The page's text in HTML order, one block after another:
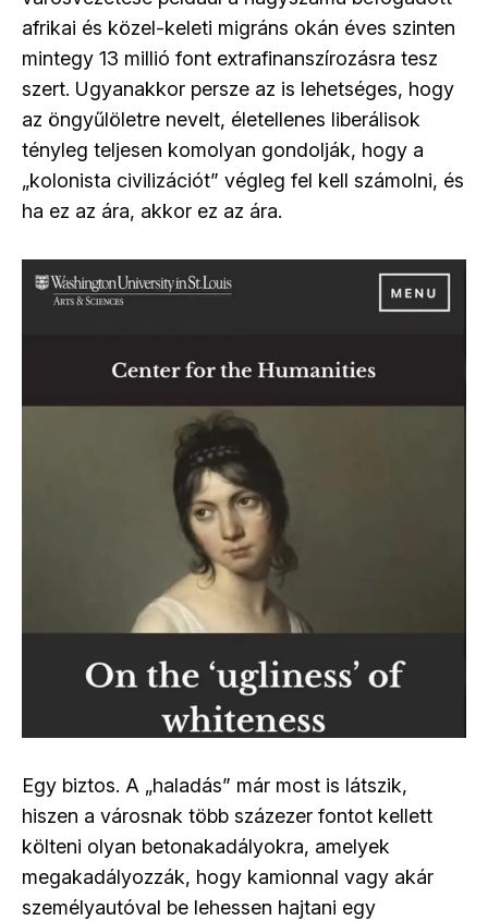
afrikai és közel-keleti migráns okán éves szinten
mintegy 13 millió font extrafinanszírozásra tesz
szert. Ugyanakkor persze az is lehetséges, hogy
az öngyűlöletre nevelt, életellenes liberálisok
tényleg teljesen komolyan gondolják, hogy a
„kolonista civilizációt” végleg fel kell számolni, és
ha ez az ára, akkor ez az ára.
Egy biztos. A „haladás” már most is látszik,
hiszen a városnak több százezer fontot kellett
költeni olyan betonakadályokra, amelyek
megakadályozzák, hogy kamionnal vagy akár
személyautóval be lehessen hajtani egy